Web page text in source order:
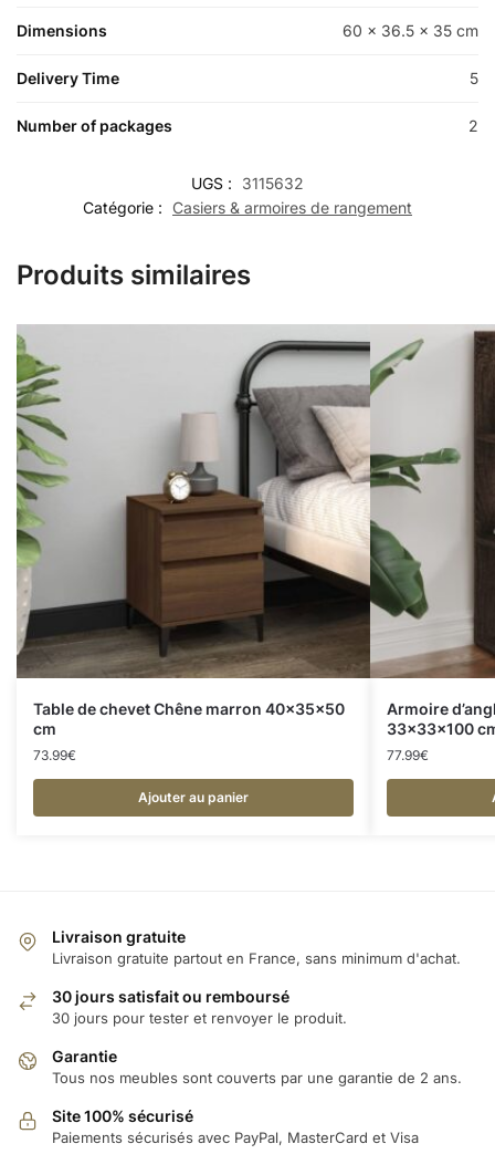
Dimensions 60 x 36.5 x 35 cm
Delivery Time 5
Number of packages 2
UGS :
3115632
Catégorie :
Casiers & armoires de rangement
Produits similaires
Table de chevet Chêne marron 40x35x50
cm
73.99€
Ajouter au panier
Armoire
33x33x100
77.99€
Livraison gratuite
Livraison gratuite partout en France, sans minimum d'achat.
30 jours satisfait ou remboursé
30 jours pour tester et renvoyer le produit.
Garantie
Tous nos meubles sont couverts par une garantie de 2 ans.
Site 100% sécurisé
Paiements sécurisés avec PayPal, MasterCard et Visa